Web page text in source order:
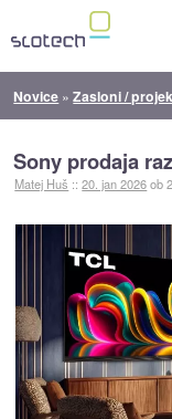
Novice »Zasloni /
Sony prodaja
Matej Huš ::20. jan 2026ob